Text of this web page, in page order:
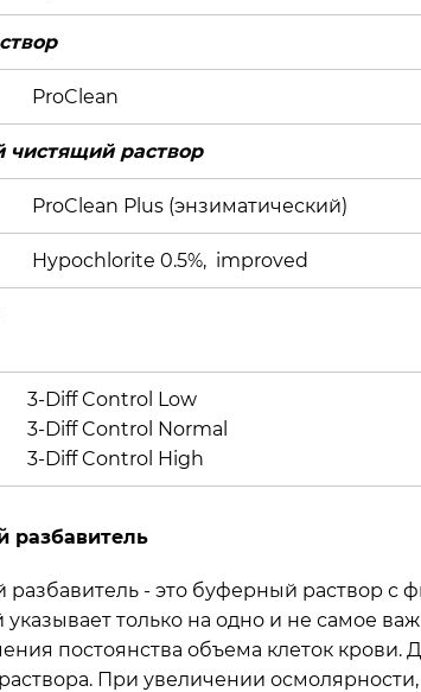
ProClean
чистящий раствор
ProClean Plus (энзиматический)
Hypochlorite 0.5%, improved
3-Diff Control Low
3-Diff Control Normal
3-Diff Control High
разбавитель
разбавитель - это буферный раствор
указывает только на одно и не самое
постоянства объема клеток
При увеличении